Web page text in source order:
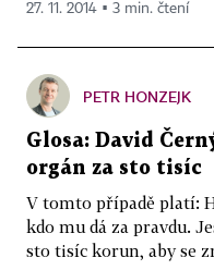
27. 11. 2014 ▪ 3 min. čtení
PETR HONZEJK
Glosa: David
orgán za sto tisíc
V tomto případě platí:
kdo mu dá za pravdu.
sto tisíc korun, aby se